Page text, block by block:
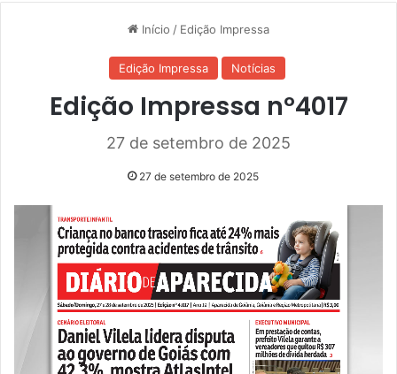
Início / Edição Impressa
Edição Impressa Notícias
Edição Impressa nº4017
27 de setembro de 2025
27 de setembro de 2025